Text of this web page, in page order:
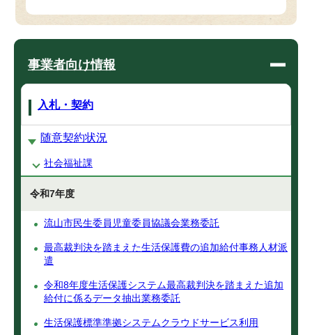
事業者向け情報
入札・契約
随意契約状況
社会福祉課
令和7年度
流山市民生委員児童委員協議会業務委託
最高裁判決を踏まえた生活保護費の追加給付事務人材派
遣
令和8年度生活保護システム最高裁判決を踏まえた追加
給付に係るデータ抽出業務委託
生活保護標準準拠システムクラウドサービス利用